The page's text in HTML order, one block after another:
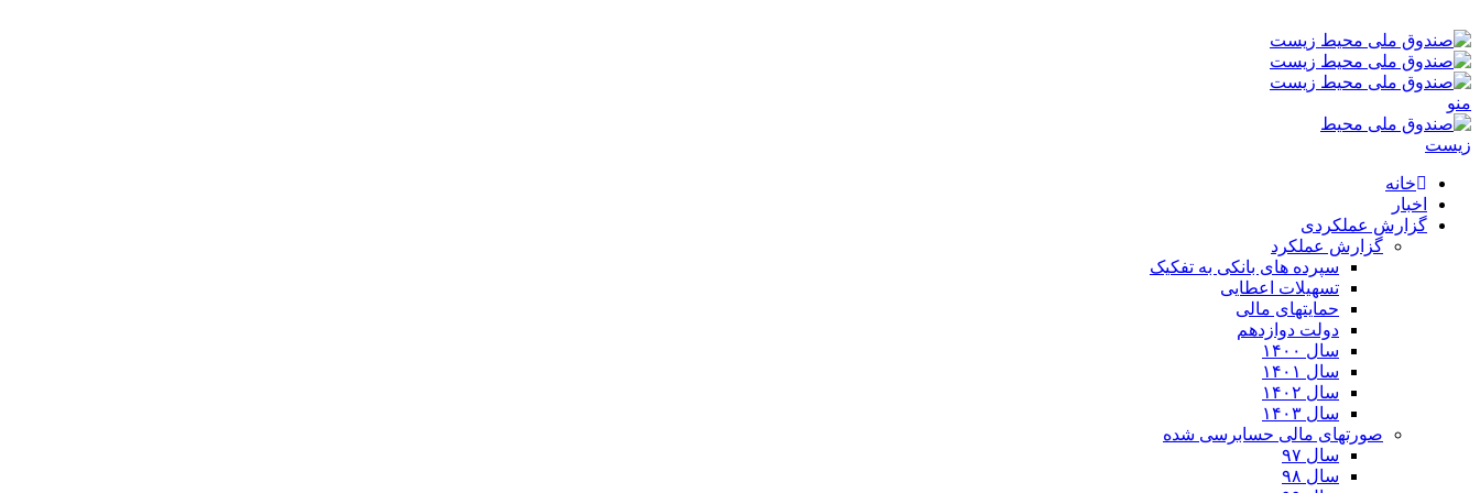
منو
خانه
اخبار
گزارش عملکردی
گزارش عملکرد
سپرده های بانکی به تفکیک
تسهیلات اعطایی
حمایتهای مالی
دولت دوازدهم
سال ۱۴۰۰
سال ۱۴۰۱
سال ۱۴۰۲
سال ۱۴۰۳
صورتهای مالی حسابرسی شده
سال ۹۷
سال ۹۸